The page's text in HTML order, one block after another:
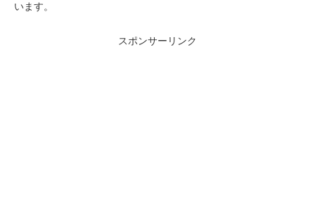
います。
スポンサーリンク